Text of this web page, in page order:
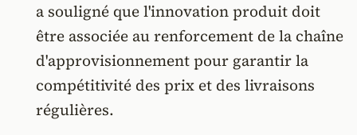
a souligné que l'innovation produit doit
être associée au renforcement de la chaîne
d'approvisionnement pour garantir la
compétitivité des prix et des livraisons
régulières.